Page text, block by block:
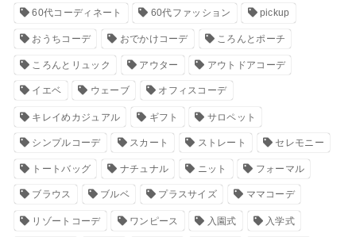
60代コーディネート 60代ファッション pickup
おうちコーデ おでかけコーデ ころんとポーチ
ころんとリュック アウター アウトドアコーデ
イエベ ウェーブ オフィスコーデ
キレイめカジュアル ギフト サロペット
シンプルコーデ スカート ストレート セレモニー
トートバッグ ナチュナル ニット フォーマル
ブラウス ブルベ プラスサイズ ママコーデ
リゾートコーデ ワンピース 入園式 入学式